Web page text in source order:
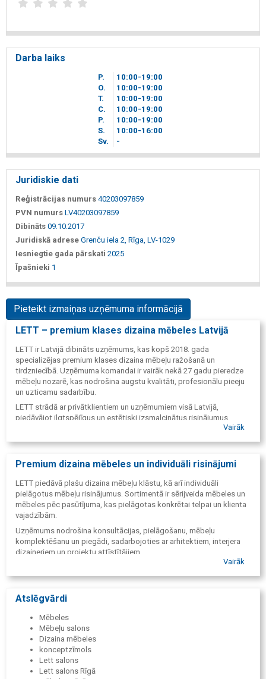
Darba laiks
P. 10 00-19 00
O.
10 00-19 00
T.
10 00-19 00
C.
10 00-19 00
P.
10 00-19 00
S.
10 00-16 00
Sv.
-
Juridiskie dati
Reģistrācijas numurs 40203097859
PVN numurs LV40203097859
Dibināts 09.10.2017
Juridiskā adrese Grenču iela 2, Rīga, LV-1029
Iesniegtie gada pārskati 2025
Īpašnieki 1
Pieteikt izmaiņas uzņēmuma informācijā
LETT – premium klases dizaina mēbeles Latvijā
LETT ir Latvijā dibināts uzņēmums, kas kopš 2018. gada
specializējas premium klases dizaina mēbeļu ražošanā un
tirdzniecībā. Uzņēmuma komandai ir vairāk nekā 27 gadu pieredze
mēbeļu nozarē, kas nodrošina augstu kvalitāti, profesionālu pieeju
un uzticamu sadarbību.
LETT strādā ar privātklientiem un uzņēmumiem visā Latvijā,
piedāvājot ilgtspējīgus un estētiski izsmalcinātus risinājumus
Vairāk
Premium dizaina mēbeles un individuāli risinājumi
LETT piedāvā plašu dizaina mēbeļu klāstu, kā arī individuāli
pielāgotus mēbeļu risinājumus. Sortimentā ir sērijveida mēbeles un
mēbeles pēc pasūtījuma, kas pielāgotas konkrētai telpai un klienta
vajadzībām.
Uzņēmums nodrošina konsultācijas, pielāgošanu, mēbeļu
komplektēšanu un piegādi, sadarbojoties ar arhitektiem, interjera
dizaineriem un projektu attīstītājiem.
Vairāk
Atslēgvārdi
Mēbeles
Mēbeļu salons
Dizaina mēbeles
konceptzīmols
Lett salons
Lett salons Rīgā